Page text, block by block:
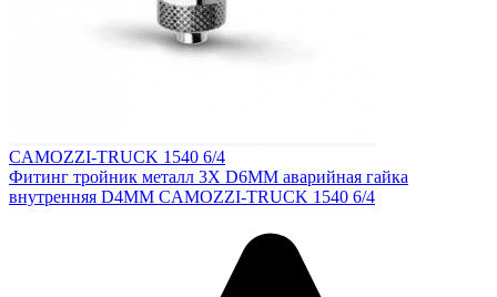
CAMOZZI-TRUCK 1540 6/4
Фитинг тройник металл 3X D6MM аварийная гайка
внутренняя D4MM CAMOZZI-TRUCK 1540 6/4